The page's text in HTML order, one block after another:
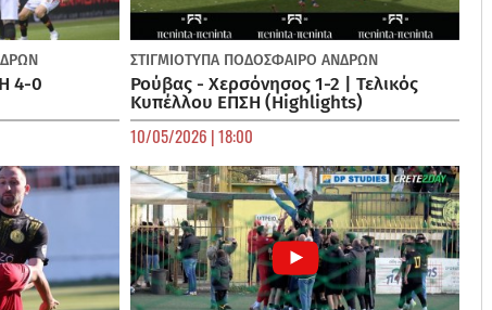
4-0
ΣΤΙΓΜΙΟΤΥΠΑ ΠΟΔΌΣΦΑΙΡΟ ΑΝΔΡΏΝ
Ρούβας - Χερσόνησος 1-2 | Τελικός
Κυπέλλου ΕΠΣΗ (Highlights)
10/05/2026 | 18:00